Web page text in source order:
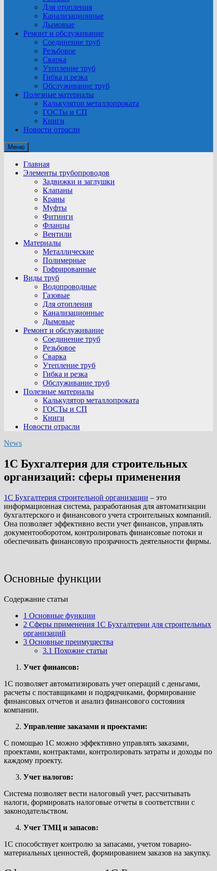
Для отопления
Канализационные
Дымовые
Ремонт и обслуживание
Соединение труб
Резьбовое
Сварка
Утепление труб
Гибка и резка
Обслуживание труб
Полезные материалы
Калькулятор металлопроката
ГОСТы и СП
Книги
Новости отрасли
Меню
Главная
Элементы трубопроводов
Задвижки и заглушки
Клапаны
Краны
Муфты
Фитинги
Фланцы
Вентили
Материалы
Металлические
Полимерные
Гофрированные
Виды труб
Водопроводные
Газовые
Для отопления
Канализационные
Дымовые
Ремонт и обслуживание
Соединение труб
Резьбовое
Сварка
Утепление труб
Гибка и резка
Обслуживание труб
Полезные материалы
Калькулятор металлопроката
ГОСТы и СП
Книги
Новости отрасли
News
1C Бухгалтерия для строительных
организаций: сферы применения
1С Бухгалтерия строительной организации – это
информационная система, разработанная для автоматизации
бухгалтерского и финансового учета строительных компаний.
Она позволяет эффективно вести учет финансов, управлять
документооборотом, контролировать финансовые потоки и
обеспечивать финансовую прозрачность деятельности фирмы.
Основные функции
Cодержание статьи
1 Основные функции
2 Сферы применения 1C Бухгалтерии для строительных
организаций
3 Основные преимущества
3.1 Похожие статьи
Учет финансов:
1C позволяет автоматизировать учет операций с деньгами,
расчеты с поставщиками и подрядчиками, формирование
финансовых отчетов и анализ финансового состояния
компании.
Управление заказами и проектами:
С помощью 1C можно эффективно управлять заказами,
проектами, контрактами, контролировать затраты и доходы по
каждому проекту.
Учет налогов:
Система позволяет вести налоговый учет, рассчитывать
налоги, формировать налоговые отчеты в соответствии с
законодательством.
Учет ТМЦ и запасов:
1C способствует контролю за запасами, учетом товарно-
материальных ценностей, формированием заказов на закупку.